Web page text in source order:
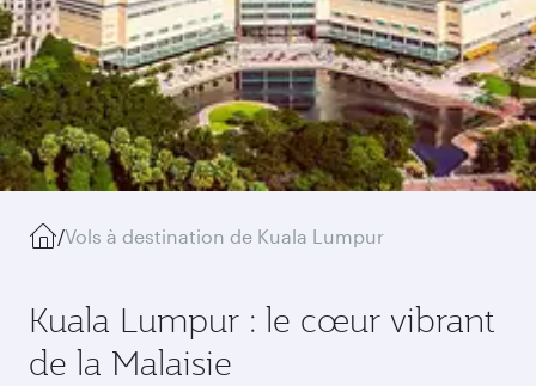
/Vols à destination de Kuala Lumpur
Kuala Lumpur : le cœur vibrant
de la Malaisie